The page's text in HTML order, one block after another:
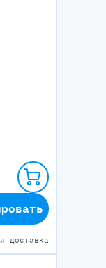
доставка